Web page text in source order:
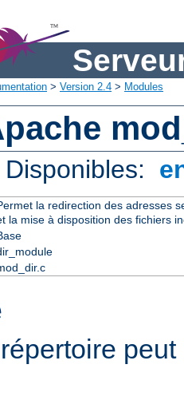
> Version 2.4 > Modules
la redirection des adresses
la mise à disposition des fichiers